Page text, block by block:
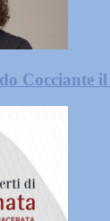
Cocciante